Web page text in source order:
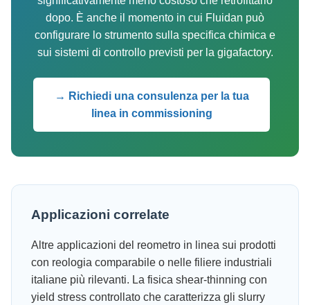
dopo. È anche il momento in cui Fluidan può
configurare lo strumento sulla specifica chimica e
sui sistemi di controllo previsti per la gigafactory.
→ Richiedi una consulenza per la tua
linea in commissioning
Applicazioni correlate
Altre applicazioni del reometro in linea sui prodotti
con reologia comparabile o nelle filiere industriali
italiane più rilevanti. La fisica shear-thinning con
yield stress controllato che caratterizza gli slurry